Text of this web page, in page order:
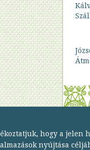
Módszertanihogy a jelen
nyújtása